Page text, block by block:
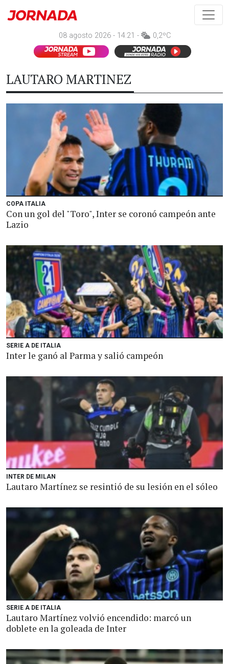
08 agosto 2026 - 14:21 - 0,2ºC
LAUTARO MARTINEZ
COPA ITALIA
Con un gol del "Toro", Inter se coronó campeón ante
Lazio
SERIE A DE ITALIA
Inter le ganó al Parma y salió campeón
INTER DE MILAN
Lautaro Martínez se resintió de su lesión en el sóleo
SERIE A DE ITALIA
Lautaro Martínez volvió encendido: marcó un
doblete en la goleada de Inter